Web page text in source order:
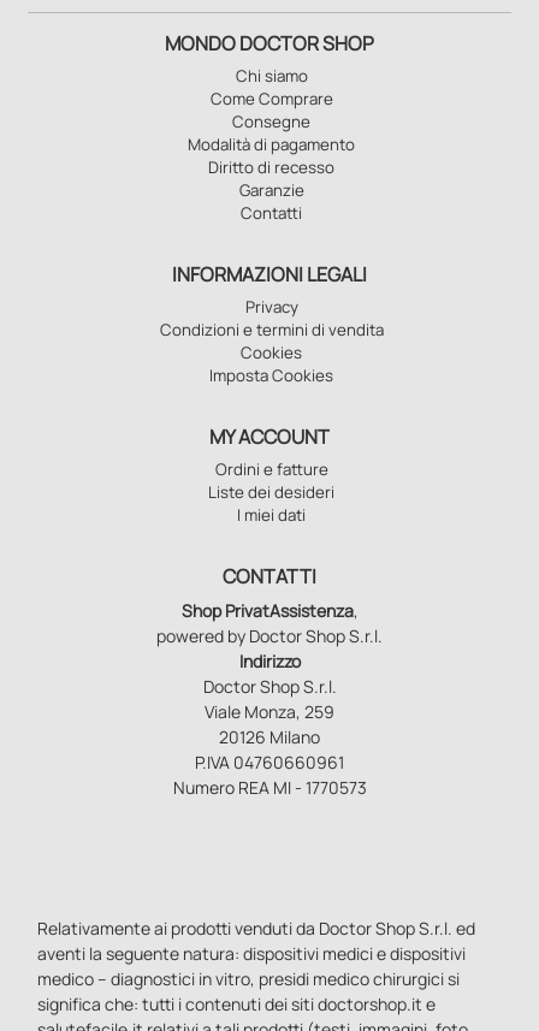
MONDO DOCTOR SHOP
Chi siamo
Come Comprare
Consegne
Modalità di pagamento
Diritto di recesso
Garanzie
Contatti
INFORMAZIONI LEGALI
Privacy
Condizioni e termini di vendita
Cookies
Imposta Cookies
MY ACCOUNT
Ordini e fatture
Liste dei desideri
I miei dati
CONTATTI
Shop PrivatAssistenza,
powered by Doctor Shop S.r.l.
Indirizzo
Doctor Shop S.r.l.
Viale Monza, 259
20126 Milano
P.IVA 04760660961
Numero REA MI - 1770573
Relativamente ai prodotti venduti da Doctor Shop S.r.l. ed
aventi la seguente natura: dispositivi medici e dispositivi
medico – diagnostici in vitro, presidi medico chirurgici si
significa che: tutti i contenuti dei siti doctorshop.it e